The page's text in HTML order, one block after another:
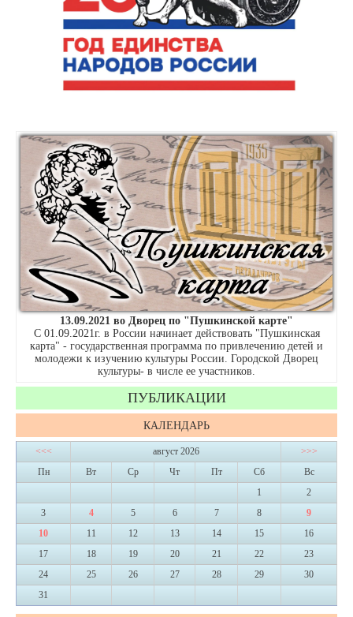
13.09.2021 во Дворец по "Пушкинской карте"
С 01.09.2021г. в России начинает действовать "Пушкинская
карта" - государственная программа по привлечению детей и
молодежи к изучению культуры России. Городской Дворец
культуры- в числе ее участников.
ПУБЛИКАЦИИ
КАЛЕНДАРЬ
<<< август 2026
>>>
Пн
Вт Ср Чт Пт Сб
Вс
1
2
3
4 5 6 7 8
9
10
11 12 13 14 15
16
17
18 19 20 21 22
23
24
25 26 27 28 29
30
31